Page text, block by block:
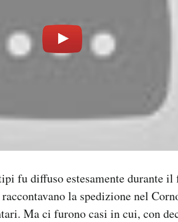
fu diffuso estesamente durante il
la spedizione nel
Ma ci furono casi in cui, con